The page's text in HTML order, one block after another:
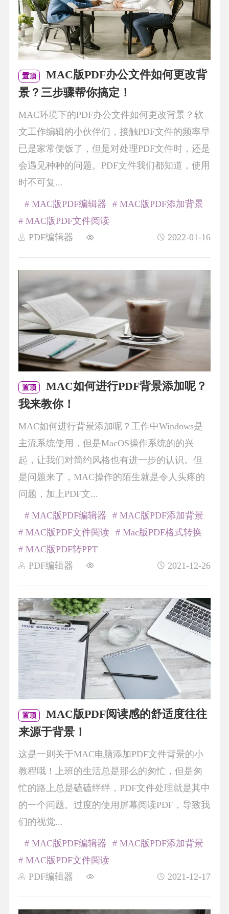
置顶
MAC版PDF办公文件如何更改背
景？三步骤帮你搞定！
MAC环境下的PDF办公文件如何更改背景？软
文工作编辑的小伙伴们，接触PDF文件的频率早
已是家常便饭了，但是对处理PDF文件时，还是
会遇见种种的问题。PDF文件我们都知道，使用
时不可复...
PDF编辑器 2022-01-16
# MAC版PDF编辑器
# MAC版PDF添加背景
# MAC版PDF文件阅读
置顶
MAC如何进行PDF背景添加呢？
我来教你！
MAC如何进行背景添加呢？工作中Windows是
主流系统使用，但是MacOS操作系统的的兴
起，让我们对简约风格也有进一步的认识。但
是问题来了，MAC操作的陌生就是令人头疼的
问题，加上PDF文...
PDF编辑器 2021-12-26
# MAC版PDF编辑器
# MAC版PDF添加背景
# MAC版PDF文件阅读
# Mac版PDF格式转换
# MAC版PDF转PPT
置顶
MAC版PDF阅读感的舒适度往往
来源于背景！
这是一则关于MAC电脑添加PDF文件背景的小
教程哦！上班的生活总是那么的匆忙，但是匆
忙的路上总是磕磕绊绊，PDF文件处理就是其中
的一个问题。过度的使用屏幕阅读PDF，导致我
们的视觉...
PDF编辑器 2021-12-17
# MAC版PDF编辑器
# MAC版PDF添加背景
# MAC版PDF文件阅读